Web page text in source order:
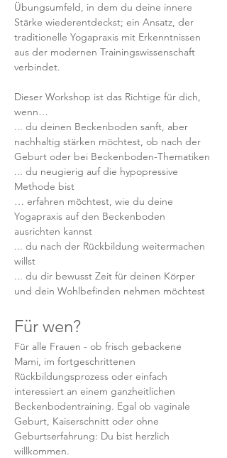
Übungsumfeld, in dem du deine innere
Stärke wiederentdeckst; ein Ansatz, der
traditionelle Yogapraxis mit Erkenntnissen
aus der modernen Trainingswissenschaft
verbindet.
Dieser Workshop ist das Richtige für dich,
wenn…
... du deinen Beckenboden sanft, aber
nachhaltig stärken möchtest, ob nach der
Geburt oder bei Beckenboden-Thematiken
... du neugierig auf die hypopressive
Methode bist
… erfahren möchtest, wie du deine
Yogapraxis auf den Beckenboden
ausrichten kannst
... du nach der Rückbildung weitermachen
willst
... du dir bewusst Zeit für deinen Körper
und dein Wohlbefinden nehmen möchtest
Für wen?
Für alle Frauen - ob frisch gebackene
Mami, im fortgeschrittenen
Rückbildungsprozess oder einfach
interessiert an einem ganzheitlichen
Beckenbodentraining. Egal ob vaginale
Geburt, Kaiserschnitt oder ohne
Geburtserfahrung: Du bist herzlich
willkommen.